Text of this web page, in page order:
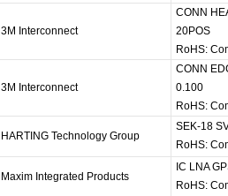
3M Interconnect
CONN
20POS
RoHS:
3M Interconnect
CONN
0.100
RoHS:
HARTING Technology Group
SEK-18
RoHS:
Maxim Integrated Products
IC LNA
RoHS: